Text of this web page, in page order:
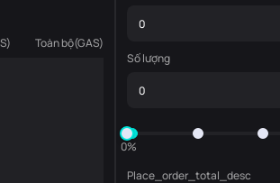
) Toàn bộ(GAS)
Số lượng
0%
Place_order_total_desc